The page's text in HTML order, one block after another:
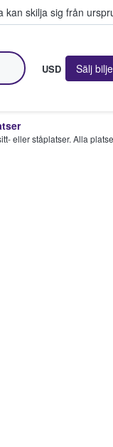
kan skilja sig från
USD Sälj
eller ståplatser. Alla